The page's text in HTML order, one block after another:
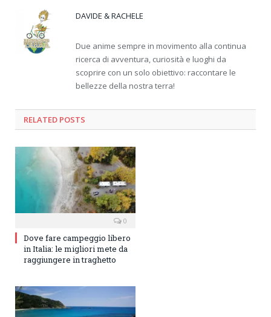
DAVIDE & RACHELE
Due anime sempre in movimento alla continua
ricerca di avventura, curiosità e luoghi da
scoprire con un solo obiettivo: raccontare le
bellezze della nostra terra!
RELATED POSTS
0
Dove fare campeggio libero
in Italia: le migliori mete da
raggiungere in traghetto